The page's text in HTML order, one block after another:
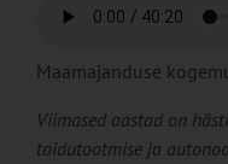
Maamajanduse
Viimased aastad on
toidutootmise ja